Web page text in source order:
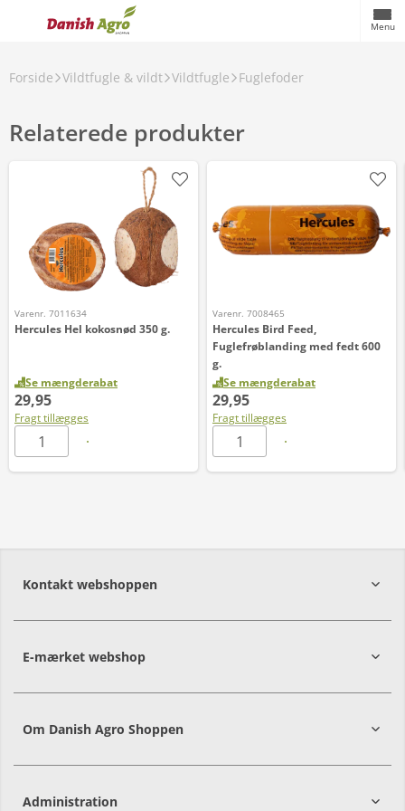
Menu
Forside Vildtfugle & vildt Vildtfugle Fuglefoder
Relaterede produkter
Varenr. 7011634
Hercules Hel kokosnød 350 g.
Se mængderabat
29,95
Fragt tillægges
Varenr. 7008465
Hercules Bird Feed,
Fuglefrøblanding med fedt 600
g.
Se mængderabat
29,95
Fragt tillægges
Kontakt webshoppen
E-mærket webshop
Om Danish Agro Shoppen
Administration